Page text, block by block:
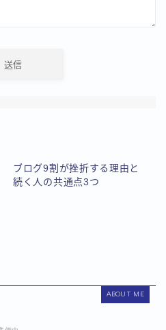
ブログ9割が挫折する理由と
続く人の共通点3つ
ABOUT ME